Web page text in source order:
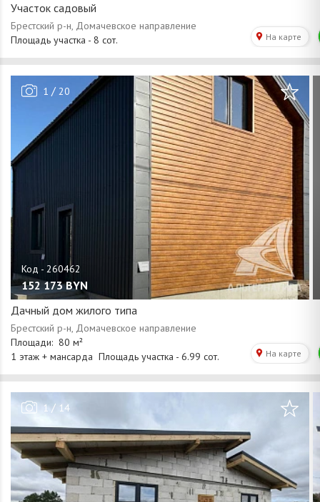
Участок садовый
1 / 20
152 173 BYN
Дачный дом жилого типа
1/ 14